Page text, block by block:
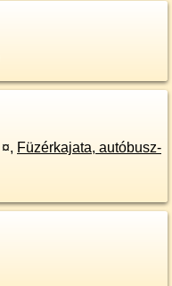
¤, Füzérkajata, autóbusz-